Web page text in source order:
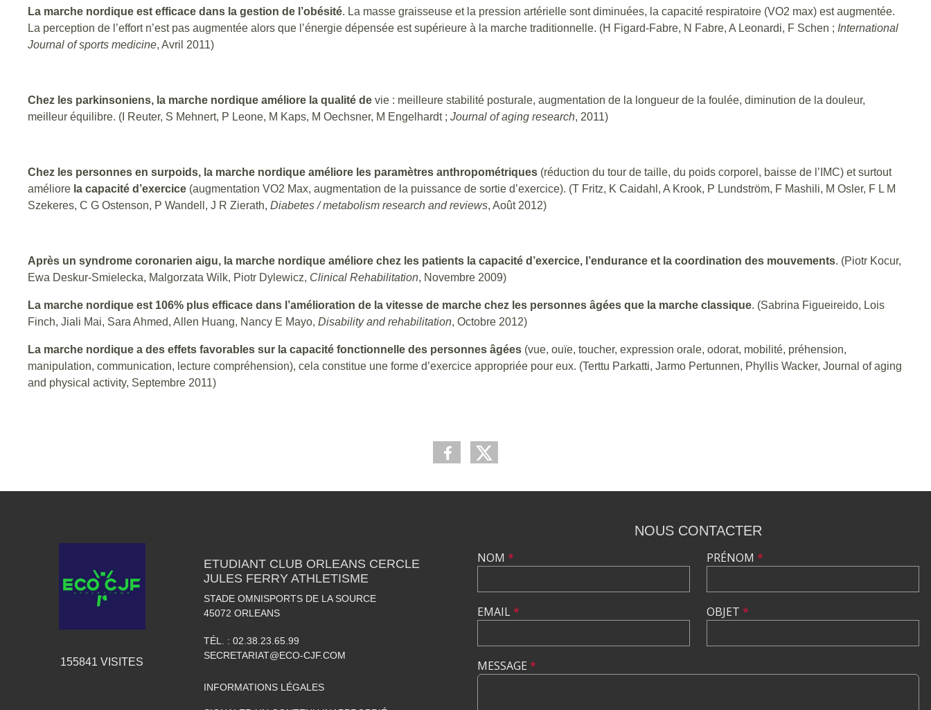
La marche nordique est efficace dans la gestion de l’obésité. La masse graisseuse et la pression artérielle sont diminuées, la capacité respiratoire (VO2 max) est augmentée.
La perception de l’effort n’est pas augmentée alors que l’énergie dépensée est supérieure à la marche traditionnelle. (H Figard-Fabre, N Fabre, A Leonardi, F Schen ; International
Journal of sports medicine, Avril 2011)
Chez les parkinsoniens, la marche nordique améliore la qualité de vie : meilleure stabilité posturale, augmentation de la longueur de la foulée, diminution de la douleur,
meilleur équilibre. (I Reuter, S Mehnert, P Leone, M Kaps, M Oechsner, M Engelhardt ; Journal of aging research, 2011)
Chez les personnes en surpoids, la marche nordique améliore les paramètres anthropométriques (réduction du tour de taille, du poids corporel, baisse de l’IMC) et surtout
améliore la capacité d’exercice (augmentation VO2 Max, augmentation de la puissance de sortie d’exercice). (T Fritz, K Caidahl, A Krook, P Lundström, F Mashili, M Osler, F L M
Szekeres, C G Ostenson, P Wandell, J R Zierath, Diabetes / metabolism research and reviews, Août 2012)
Après un syndrome coronarien aigu, la marche nordique améliore chez les patients la capacité d’exercice, l’endurance et la coordination des mouvements. (Piotr Kocur,
Ewa Deskur-Smielecka, Malgorzata Wilk, Piotr Dylewicz, Clinical Rehabilitation, Novembre 2009)
La marche nordique est 106% plus efficace dans l’amélioration de la vitesse de marche chez les personnes âgées que la marche classique. (Sabrina Figueireido, Lois
Finch, Jiali Mai, Sara Ahmed, Allen Huang, Nancy E Mayo, Disability and rehabilitation, Octobre 2012)
La marche nordique a des effets favorables sur la capacité fonctionnelle des personnes âgées (vue, ouïe, toucher, expression orale, odorat, mobilité, préhension,
manipulation, communication, lecture compréhension), cela constitue une forme d’exercice appropriée pour eux. (Terttu Parkatti, Jarmo Pertunnen, Phyllis Wacker, Journal of aging
and physical activity, Septembre 2011)
155841 VISITES
ETUDIANT CLUB ORLEANS CERCLE
JULES FERRY ATHLETISME
STADE OMNISPORTS DE LA SOURCE
45072 ORLEANS
TÉL. : 02.38.23.65.99
SECRETARIAT@ECO-CJF.COM
INFORMATIONS LÉGALES
NOUS CONTACTER
NOM *
EMAIL*
PRÉNOM *
OBJET *
MESSAGE *